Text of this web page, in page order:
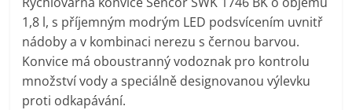
pračky,
televize,
1,8 l, s příjemným modrým LED podsvícením uvnitř
nádoby a v kombinaci nerezu s černou barvou.
Konvice má oboustranný vodoznak pro kontrolu
množství vody a speciálně designovanou výlevku
proti odkapávání.